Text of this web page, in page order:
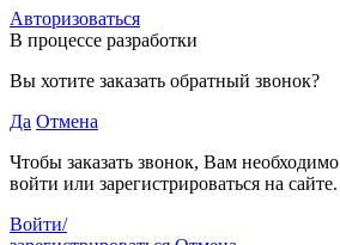
Авторизоваться
В процессе разработки
Вы хотите заказать обратный звонок?
Да Отмена
Чтобы заказать звонок, Вам необходимо
войти или зарегистрироваться на сайте.
Войти/